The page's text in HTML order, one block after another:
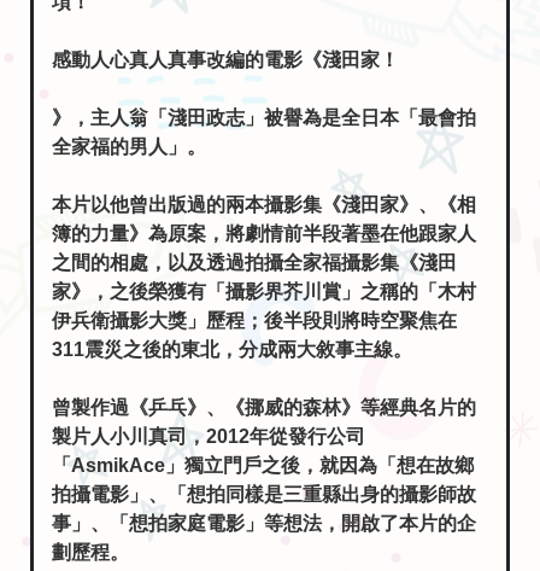
》，主人翁「淺田政志」被譽為是全日本「最會拍
全家福的男人」。
本片以他曾出版過的兩本攝影集《淺田家》、《相
簿的力量》為原案，將劇情前半段著墨在他跟家人
之間的相處，以及透過拍攝全家福攝影集《淺田
家》，之後榮獲有「攝影界芥川賞」之稱的「木村
伊兵衛攝影大獎」歷程；後半段則將時空聚焦在
311震災之後的東北，分成兩大敘事主線。
曾製作過《乒乓》、《挪威的森林》等經典名片的
「AsmikAce」獨立門戶之後，就因為「想在故鄉
拍攝電影」、「想拍同樣是三重縣出身的攝影師故
事」、「想拍家庭電影」等想法，開啟了本片的企
劃歷程。
當淺田政志的攝影集《淺田家》在2008年出版時，